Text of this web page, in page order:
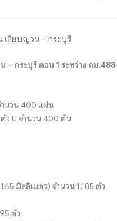
เสียบญวน – กระบุรี
กระบุรี ตอน 1 ระหว่าง กม
ำนวน 400 แผ่น
ตัว U จำนวน 400 ต้น
มิลลิเมตร) จำนวน 1,185 ตัว
ตัว